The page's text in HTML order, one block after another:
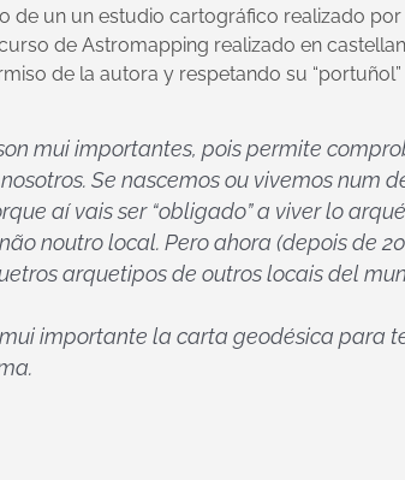
de un un estudio cartográfico realizado por
de Astromapping realizado en
de la autora y respetando su “portuñol”
mui importantes, pois permite
Se nascemos ou vivemos num
aí vais ser “obligado” a viver lo
noutro local. Pero ahora (depois de
arquetipos de outros locais del
importante la carta geodésica para